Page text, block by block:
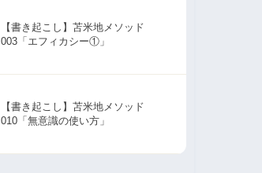
【書き起こし】苫米地メソッド
003「エフィカシー①」
【書き起こし】苫米地メソッド
010「無意識の使い方」